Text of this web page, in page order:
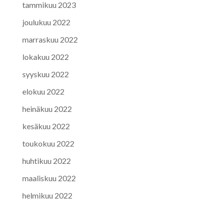
tammikuu 2023
joulukuu 2022
marraskuu 2022
lokakuu 2022
syyskuu 2022
elokuu 2022
heinäkuu 2022
kesäkuu 2022
toukokuu 2022
huhtikuu 2022
maaliskuu 2022
helmikuu 2022